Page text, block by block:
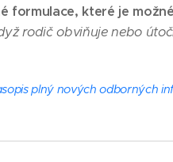
formulace, které je
rodič obviňuje nebo
plný nových odborných